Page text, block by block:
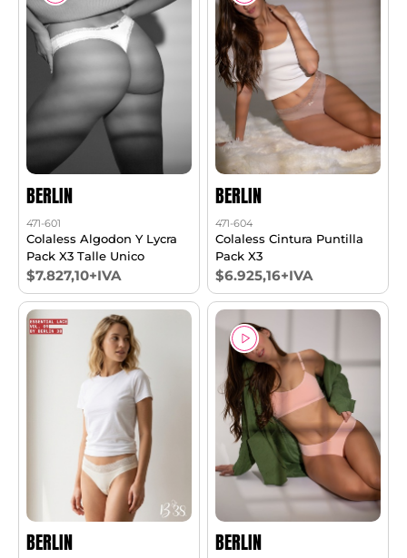
BERLIN
471-601
Colaless Algodon Y Lycra
Pack X3 Talle Unico
$7.827,10+IVA
BERLIN
471-604
Colaless Cintura Puntilla
Pack X3
$6.925,16+IVA
BERLIN BERLIN